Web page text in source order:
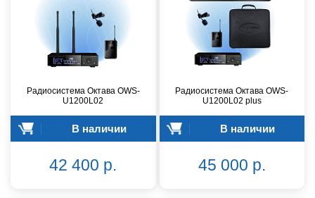
Радиосистема Октава OWS-
U1200L02
В наличии
42 400 р.
Радиосистема Октава OWS-
U1200L02 plus
В наличии
45 000 р.